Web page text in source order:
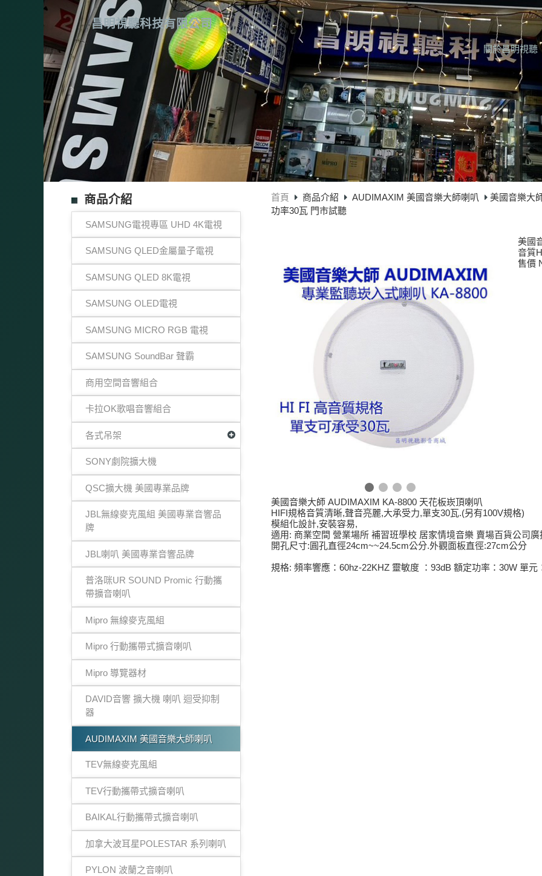
昌明視聽科技有限公司
關於昌明視聽
商品介紹
SAMSUNG電視專區 UHD 4K電視
SAMSUNG QLED金屬量子電視
SAMSUNG QLED 8K電視
SAMSUNG OLED電視
SAMSUNG MICRO RGB 電視
SAMSUNG SoundBar 聲霸
商用空間音響組合
卡拉OK歌唱音響組合
各式吊架
SONY劇院擴大機
QSC擴大機 美國專業品牌
JBL無線麥克風組 美國專業音響品
牌
JBL喇叭 美國專業音響品牌
普洛咪UR SOUND Promic 行動攜
帶擴音喇叭
Mipro 無線麥克風組
Mipro 行動攜帶式擴音喇叭
Mipro 導覽器材
DAVID音響 擴大機 喇叭 迴受抑制
器
AUDIMAXIM 美國音樂大師喇叭
TEV無線麥克風組
TEV行動攜帶式擴音喇叭
BAIKAL行動攜帶式擴音喇叭
加拿大波耳星POLESTAR 系列喇叭
PYLON 波蘭之音喇叭
首頁 商品介紹 AUDIMAXIM 美國音樂大師喇叭
美國音樂大
功率30瓦 門市試聽
美國
音質
售價
美國音樂大師 AUDIMAXIM KA-8800 天花板崁頂喇叭
HIFI規格音質清晰,聲音亮麗,大承受力,單支30瓦.(另有100V規格)
模組化設計,安裝容易,
適用: 商業空間 營業場所 補習班學校 居家情境音樂 賣場百貨公司廣
開孔尺寸:圓孔直徑24cm~~24.5cm公分.外觀面板直徑:27cm公分
規格: 頻率響應：60hz-22KHZ 靈敏度 ：93dB 額定功率：30W 單元